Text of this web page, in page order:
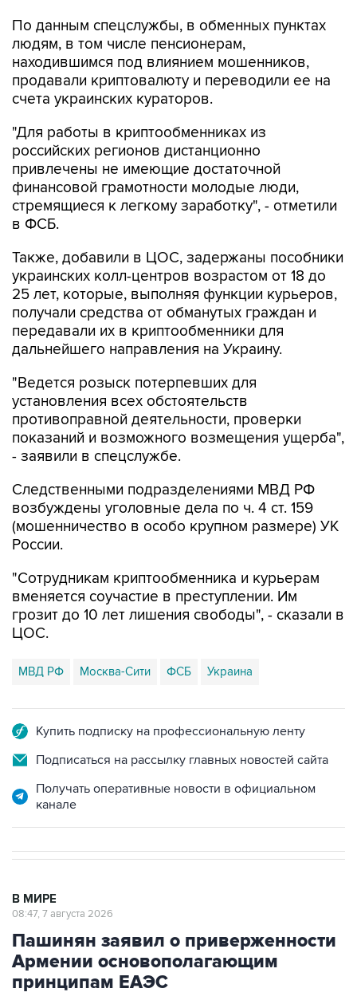
По данным спецслужбы, в обменных пунктах
людям, в том числе пенсионерам,
находившимся под влиянием мошенников,
продавали криптовалюту и переводили ее на
счета украинских кураторов.
"Для работы в криптообменниках из
российских регионов дистанционно
привлечены не имеющие достаточной
финансовой грамотности молодые люди,
стремящиеся к легкому заработку", - отметили
в ФСБ.
Также, добавили в ЦОС, задержаны пособники
украинских колл-центров возрастом от 18 до
25 лет, которые, выполняя функции курьеров,
получали средства от обманутых граждан и
передавали их в криптообменники для
дальнейшего направления на Украину.
"Ведется розыск потерпевших для
установления всех обстоятельств
противоправной деятельности, проверки
показаний и возможного возмещения ущерба",
- заявили в спецслужбе.
Следственными подразделениями МВД РФ
возбуждены уголовные дела по ч. 4 ст. 159
(мошенничество в особо крупном размере) УК
России.
"Сотрудникам криптообменника и курьерам
вменяется соучастие в преступлении. Им
грозит до 10 лет лишения свободы", - сказали в
ЦОС.
МВД РФ Москва-Сити ФСБ Украина
Купить подписку на профессиональную ленту
Подписаться на рассылку главных новостей сайта
Получать оперативные новости в официальном
канале
В МИРЕ
08:47, 7 августа 2026
Пашинян заявил о приверженности
Армении основополагающим
принципам ЕАЭС